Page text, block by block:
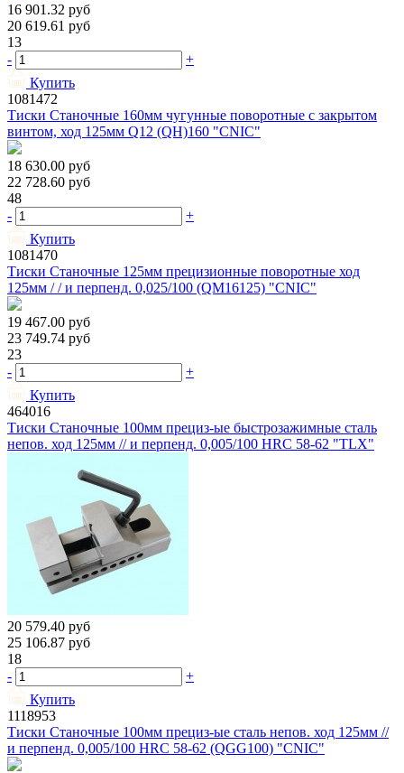
16 901.32 руб
20 619.61 руб
13
-
+
Купить
1081472
Тиски Станочные 160мм чугунные поворотные с закрытом
винтом, ход 125мм Q12 (QH)160 "CNIC"
18 630.00 руб
22 728.60 руб
48
-
+
Купить
1081470
Тиски Станочные 125мм прецизионные поворотные ход
125мм / / и перпенд. 0,025/100 (QМ16125) "CNIC"
19 467.00 руб
23 749.74 руб
23
-
+
Купить
464016
Тиски Станочные 100мм прециз-ые быстрозажимные сталь
непов. ход 125мм // и перпенд. 0,005/100 HRС 58-62 "TLX"
20 579.40 руб
25 106.87 руб
18
-
+
Купить
1118953
Тиски Станочные 100мм прециз-ые сталь непов. ход 125мм //
и перпенд. 0,005/100 HRС 58-62 (QGG100) "CNIC"